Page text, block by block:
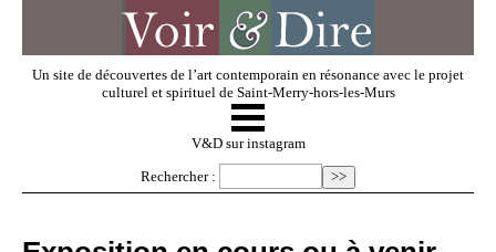
Un site de découvertes de l’art contemporain en résonance avec le projet
culturel et spirituel de Saint-Merry-hors-les-Murs
V & D
☰
V&D sur instagram
Rechercher :